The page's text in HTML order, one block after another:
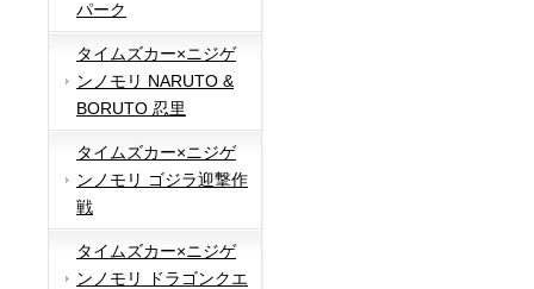
パーク
タイムズカー×ニジゲ
ンノモリ NARUTO &
BORUTO 忍里
タイムズカー×ニジゲ
ンノモリ ゴジラ迎撃作
戦
タイムズカー×ニジゲ
ンノモリ ドラゴンクエ